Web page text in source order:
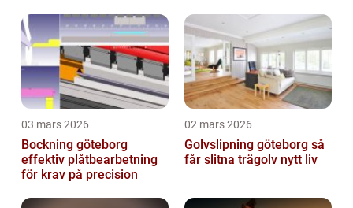
03 mars 2026
Bockning göteborg
effektiv plåtbearbetning
för krav på precision
02 mars 2026
Golvslipning göteborg så
får slitna trägolv nytt liv